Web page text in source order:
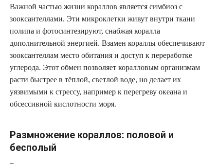
Важной частью жизни кораллов является симбиоз с
зооксантеллами. Эти микроклетки живут внутри ткани
полипа и фотосинтезируют, снабжая коралла
дополнительной энергией. Взамен кораллы обеспечивают
зооксантеллам место обитания и доступ к переработке
углерода. Этот обмен позволяет коралловым организмам
расти быстрее в тёплой, светлой воде, но делает их
уязвимыми к стрессу, например к перегреву океана и
обсессивной кислотности моря.
Размножение кораллов: половой и
бесполый